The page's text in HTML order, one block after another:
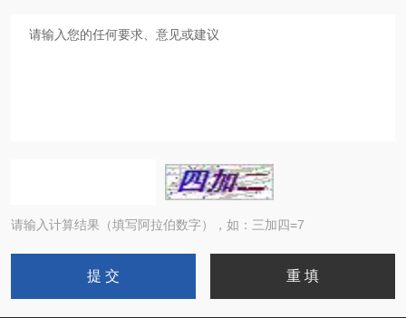
请输入计算结果（填写阿拉伯数字），如：三加四=7